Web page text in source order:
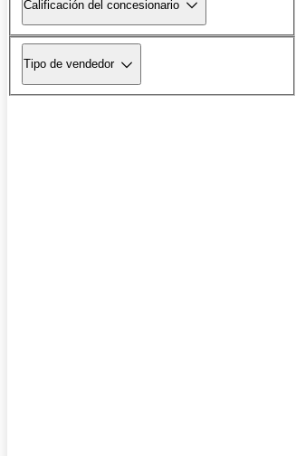
Calificación del concesionario
Tipo de vendedor